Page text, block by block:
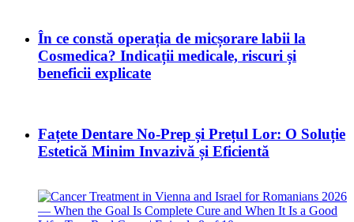
În ce constă operația de micșorare labii la
Cosmedica? Indicații medicale, riscuri și
beneficii explicate
Fațete Dentare No-Prep și Prețul Lor: O Soluție
Estetică Minim Invazivă și Eficientă